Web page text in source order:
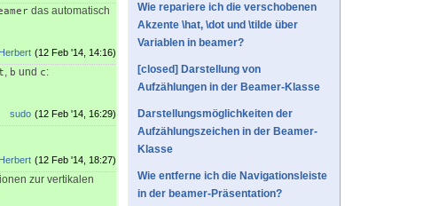
das automatisch
(12 Feb '14, 14:16)
Herbert
, b und c:
(12 Feb '14, 16:29)
sudo
(12 Feb '14, 18:27)
Herbert
zur vertikalen
Wie repariere ich die verschobenen
Akzente \hat, \dot und \tilde über
Variablen in beamer?
[closed] Darstellung von
Aufzählungen in der Beamer-Klasse
Darstellungsmöglichkeiten der
Aufzählungszeichen in der Beamer-
Klasse
Wie entferne ich die Navigationsleiste
in der beamer-Präsentation?